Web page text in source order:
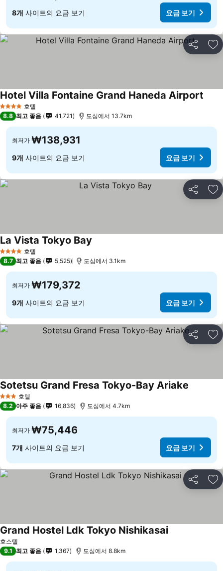
8개 사이트의 요금 보기 요금 보기
공유 즐
4 성급 호텔
Hotel Villa Fontaine Grand Haneda Airport
8.8 최고 좋음 41,721 도심에서 13.7km
최저가 ₩138,931
9개 사이트의 요금 보기 요금 보기
공유 즐
4 성급 호텔
La Vista Tokyo Bay
8.7 최고 좋음 5,525 도심에서 3.1km
최저가 ₩179,372
9개 사이트의 요금 보기 요금 보기
공유 즐
3 성급 호텔
Sotetsu Grand Fresa Tokyo-Bay Ariake
8.2 아주 좋음 16,836 도심에서 4.7km
최저가 ₩75,446
7개 사이트의 요금 보기 요금 보기
공유 즐
호스텔
Grand Hostel Ldk Tokyo Nishikasai
9.1 최고 좋음 1,367 도심에서 8.8km